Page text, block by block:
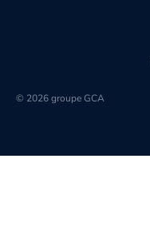
© 2026 groupe GCA